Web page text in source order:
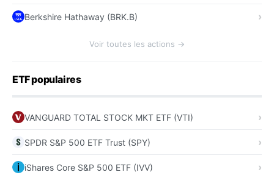
Berkshire Hathaway (BRK.B)
Voir toutes les actions →
ETF populaires
VANGUARD TOTAL STOCK MKT ETF (VTI)
SPDR S&P 500 ETF Trust (SPY)
iShares Core S&P 500 ETF (IVV)